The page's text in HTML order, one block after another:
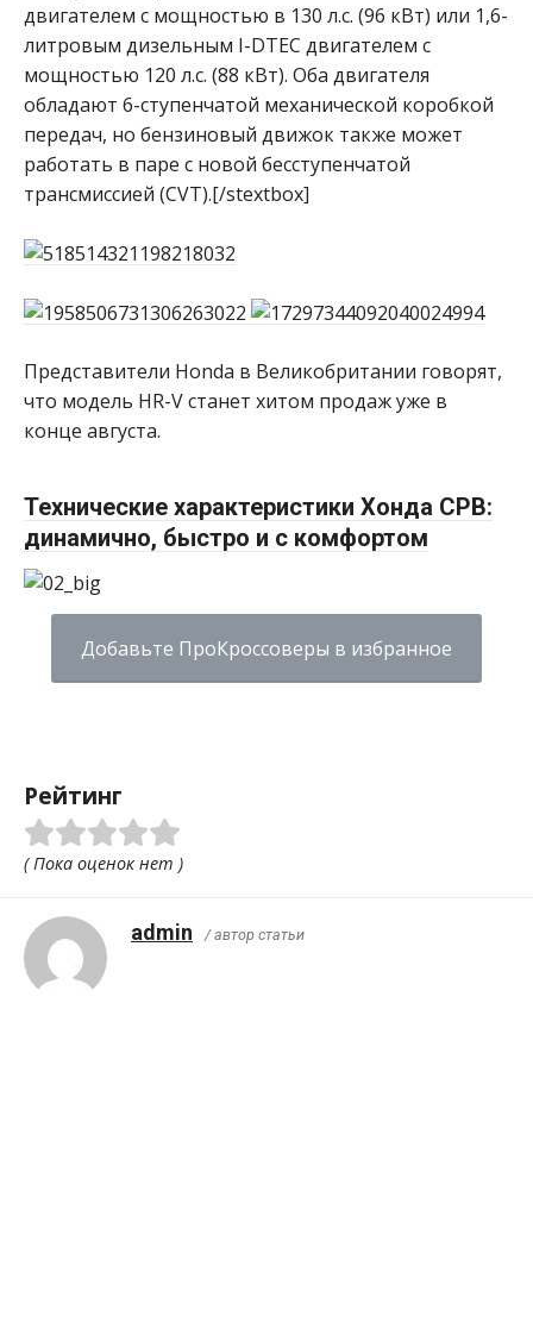
двигателем с мощностью в 130 л.с. (96 кВт) или 1,6-
литровым дизельным I-DTEC двигателем с
мощностью 120 л.с. (88 кВт). Оба двигателя
обладают 6-ступенчатой механической коробкой
передач, но бензиновый движок также может
работать в паре с новой бесступенчатой
трансмиссией (CVT).[/stextbox]
Представители Honda в Великобритании говорят,
что модель HR-V станет хитом продаж уже в
конце августа.
Технические характеристики Хонда СРВ:
динамично, быстро и с комфортом
Добавьте ПроКроссоверы в избранное
Рейтинг
( Пока оценок нет )
admin / автор статьи